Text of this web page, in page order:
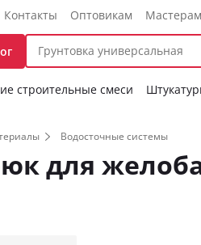
Контакты Оптовикам Мастерам
строительные смеси
Водосточные системы
для